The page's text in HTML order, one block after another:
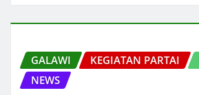
GALAWI KEGIATAN PARTAI
NEWS